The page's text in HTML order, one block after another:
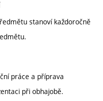
stanoví každoročně
práce a příprava
při obhajobě.